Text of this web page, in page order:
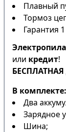
Плавный
Тормоз
Гарантия
Электропила
или кредит!
В комплекте:
Два
Зарядное
Шина;